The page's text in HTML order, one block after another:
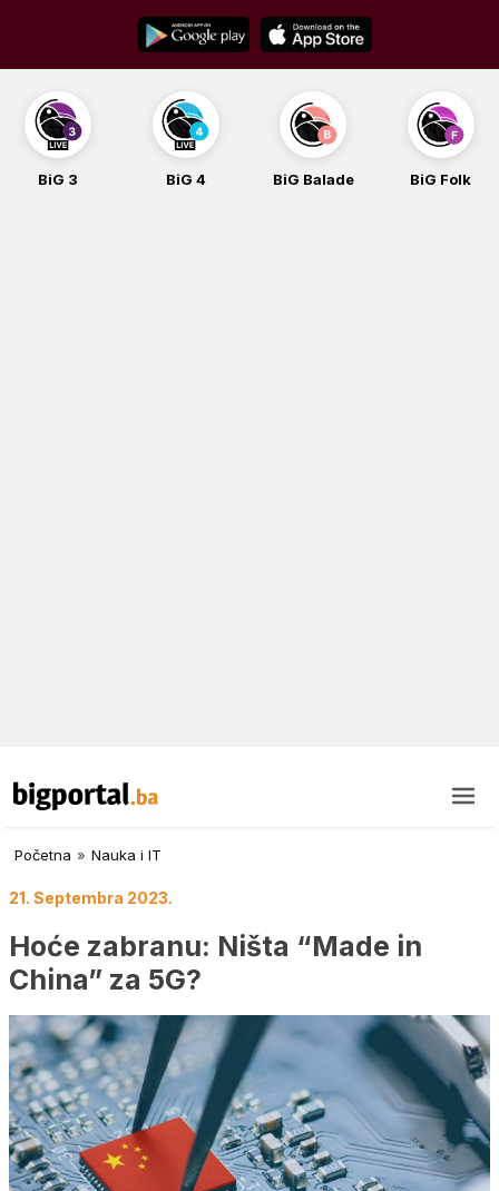
content
BiG 3 BiG 4 BiG Balade BiG Folk
Početna » Nauka i IT
21. Septembra 2023.
Hoće zabranu: Ništa “Made in
China” za 5G?